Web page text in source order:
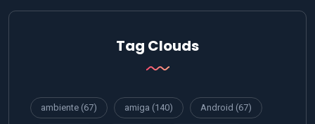
Tag Clouds
ambiente (67) amiga (140) Android (67)